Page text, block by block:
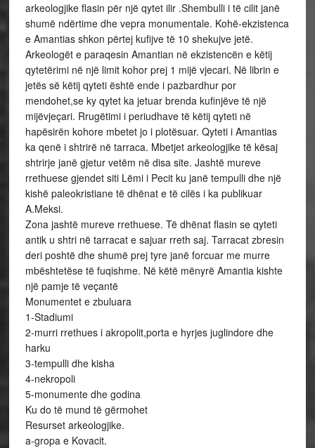
arkeologjike flasin për një qytet ilir .Shembulli i të cilit janë
shumë ndërtime dhe vepra monumentale. Kohë-ekzistenca
e Amantias shkon përtej kufijve të 10 shekujve jetë.
Arkeologët e paraqesin Amantian në ekzistencën e këtij
qytetërimi në një limit kohor prej 1 mijë vjecari. Në librin e
jetës së këtij qyteti është ende i pazbardhur por
mendohet,se ky qytet ka jetuar brenda kufinjëve të një
mijëvjeçari. Rrugëtimi i periudhave të këtij qyteti në
hapësirën kohore mbetet jo i plotësuar. Qyteti i Amantias
ka qenë i shtrirë në tarraca. Mbetjet arkeologjike të kësaj
shtrirje janë gjetur vetëm në disa site. Jashtë mureve
rrethuese gjendet siti Lëmi i Pecit ku janë tempulli dhe një
kishë paleokristiane të dhënat e të cilës i ka publikuar
A.Meksi.
Zona jashtë mureve rrethuese. Të dhënat flasin se qyteti
antik u shtri në tarracat e sajuar rreth saj. Tarracat zbresin
deri poshtë dhe shumë prej tyre janë forcuar me murre
mbështetëse të fuqishme. Në këtë mënyrë Amantia kishte
një pamje të veçantë
Monumentet e zbuluara
1-Stadiumi
2-murri rrethues i akropolit,porta e hyrjes juglindore dhe
harku
3-tempulli dhe kisha
4-nekropoli
5-monumente dhe godina
Ku do të mund të gërmohet
Resurset arkeologjike.
a-gropa e Kovacit.